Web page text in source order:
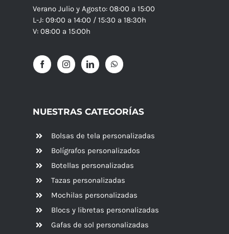
Verano Julio y Agosto: 08:00 a 15:00
L-J: 09:00 a 14:00 / 15:30 a 18:30h
V: 08:00 a 15:00h
NUESTRAS CATEGORÍAS
Bolsas de tela personalizadas
Bolígrafos personalizados
Botellas personalizadas
Tazas personalizadas
Mochilas personalizadas
Blocs y libretas personalizadas
Gafas de sol personalizadas